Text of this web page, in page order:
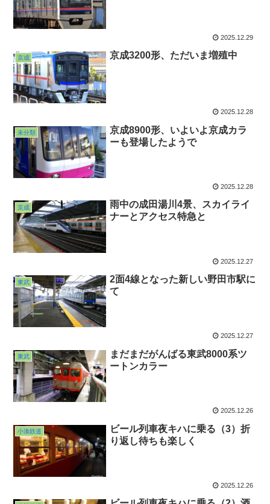
2025.12.29
京成 京成3200形、ただいま増殖中
2025.12.28
未分類
京成8900形、いよいよ京成カラ
ーも登場したようで
2025.12.28
京成
雨中の成田湯川4景、スカイライ
ナーとアクセス特急と
2025.12.27
東武
2面4線となった新しい野田市駅に
て
2025.12.27
東武
まだまだがんばる東武8000系ツ
ートンカラー
2025.12.26
小湊鉄道
ビール列車夜キハに乗る（3）折
り返し待ちも楽しく
2025.12.26